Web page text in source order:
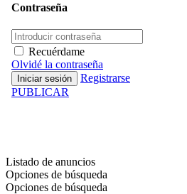
Contraseña
Recuérdame
Olvidé la contraseña
Registrarse
PUBLICAR
Listado de anuncios
Opciones de búsqueda
Opciones de búsqueda